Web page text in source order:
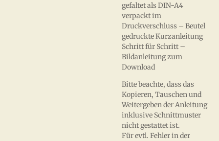
gefaltet als DIN-A4
verpackt im
Druckverschluss – Beutel
gedruckte Kurzanleitung
Schritt für Schritt –
Bildanleitung zum
Download
Bitte beachte, dass das
Kopieren, Tauschen und
Weitergeben der Anleitung
inklusive Schnittmuster
nicht gestattet ist.
Für evtl. Fehler in der